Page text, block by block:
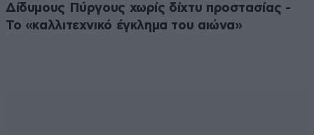
Δίδυμους Πύργους χωρίς δίχτυ προστασίας -
Το «καλλιτεχνικό έγκλημα του αιώνα»